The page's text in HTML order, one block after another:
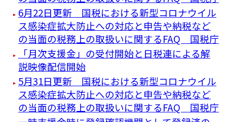
6月22日更新 国税における新型コロナウイル
ス感染症拡大防止への対応と申告や納税など
の当面の税務上の取扱いに関するFAQ 国税庁
「月次支援金」の受付開始と日税連による解
説映像配信開始
5月31日更新 国税における新型コロナウイル
ス感染症拡大防止への対応と申告や納税など
の当面の税務上の取扱いに関するFAQ 国税庁